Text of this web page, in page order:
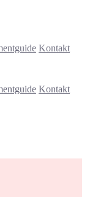
Kontakt
Kontakt